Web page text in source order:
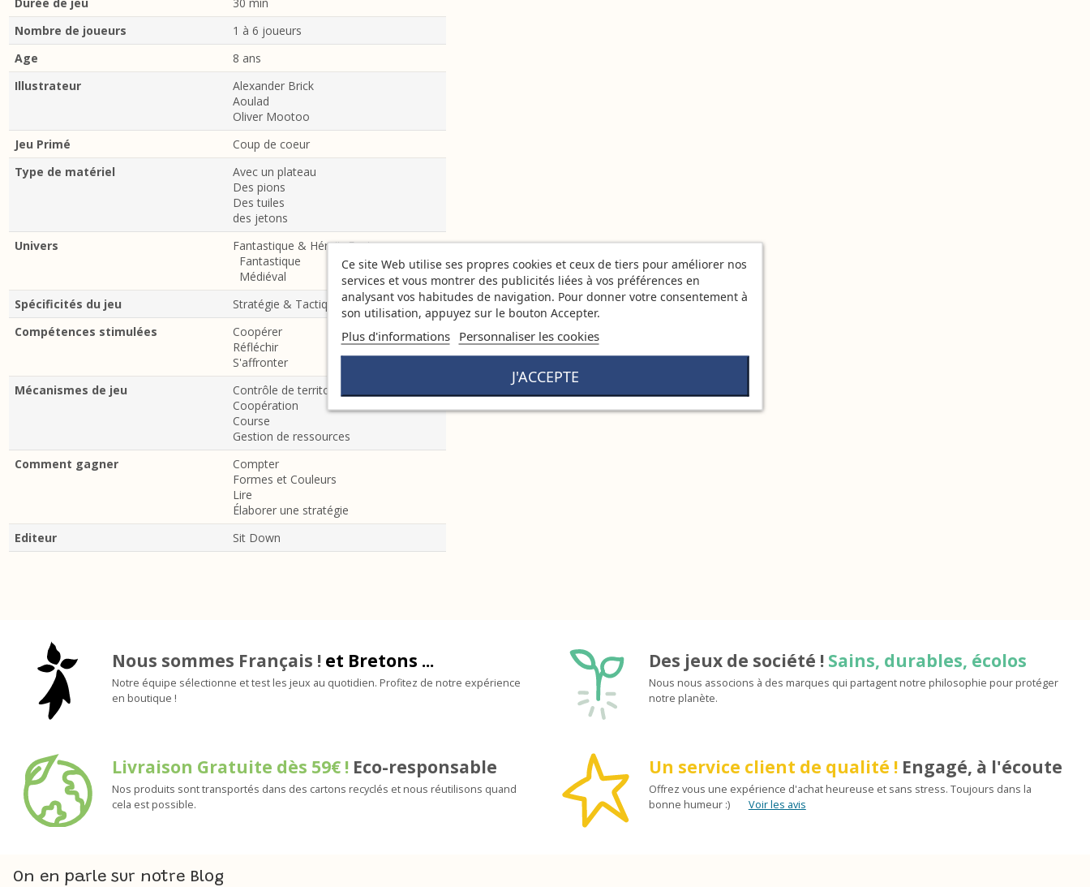
Nombre de joueurs
1 à 6 joueurs
Age
8 ans
Illustrateur
Alexander Brick
Aoulad
Oliver Mootoo
Jeu Primé
Coup de coeur
Type de matériel
Avec un plateau
Des pions
Des tuiles
des jetons
Univers
Fantastique & Héroïc Fantasy
Fantastique
Médiéval
Spécificités du jeu
Stratégie & Tactique
Compétences stimulées
Coopérer
Réfléchir
S'affronter
Mécanismes de jeu
Contrôle de territoire
Coopération
Course
Gestion de ressources
Comment gagner
Compter
Formes et Couleurs
Lire
Élaborer une stratégie
Editeur
Sit Down
Nous sommes Français ! et Bretons ...
Notre équipe sélectionne et test les jeux au quotidien. Profitez de notre expérience
en boutique !
Des jeux de société ! Sains, durables, écolos
Nous nous associons à des marques qui partagent notre philosophie pour protéger
notre planète.
Livraison Gratuite dès 59€ ! Eco-responsable
Nos produits sont transportés dans des cartons recyclés et nous réutilisons quand
cela est possible.
Un service client de qualité ! Engagé, à l'écoute
Offrez vous une expérience d'achat heureuse et sans stress. Toujours dans la
bonne humeur :)
Voir les avis
On en parle sur notre Blog
Ce site Web utilise ses propres cookies et ceux de tiers pour améliorer nos
services et vous montrer des publicités liées à vos préférences en
analysant vos habitudes de navigation. Pour donner votre consentement à
son utilisation, appuyez sur le bouton Accepter.
Plus d'informations Personnaliser les cookies
J'ACCEPTE